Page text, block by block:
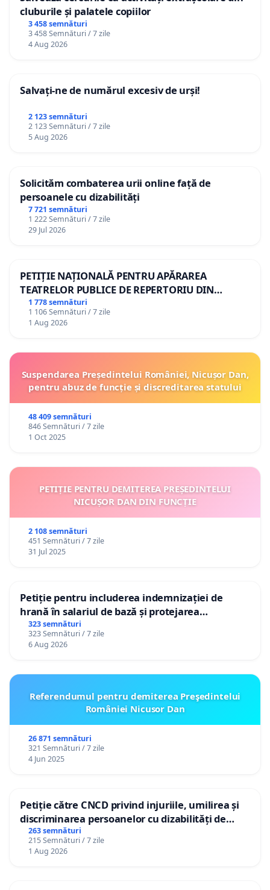
cluburile și palatele copiilor
3 458 semnături
3 458 Semnături / 7 zile
4 Aug 2026
Salvați-ne de numărul excesiv de urși!
2 123 semnături
2 123 Semnături / 7 zile
5 Aug 2026
Solicităm combaterea urii online față de
persoanele cu dizabilități
7 721 semnături
1 222 Semnături / 7 zile
29 Jul 2026
PETIȚIE NAȚIONALĂ PENTRU APĂRAREA
TEATRELOR PUBLICE DE REPERTORIU DIN
ROMÂNIA
1 778 semnături
1 106 Semnături / 7 zile
1 Aug 2026
Suspendarea Președintelui României, Nicușor Dan,
pentru abuz de funcție și discreditarea statului
48 409 semnături
846 Semnături / 7 zile
1 Oct 2025
PETIȚIE PENTRU DEMITEREA PREȘEDINTELUI
NICUȘOR DAN DIN FUNCȚIE
2 108 semnături
451 Semnături / 7 zile
31 Jul 2025
Petiție pentru includerea indemnizației de
hrană în salariul de bază și protejarea
gradațiilor de vechime pentru asistenții
personali
323 semnături
323 Semnături / 7 zile
6 Aug 2026
Referendumul pentru demiterea Preşedintelui
României Nicusor Dan
26 871 semnături
321 Semnături / 7 zile
4 Jun 2025
Petiție către CNCD privind injuriile, umilirea și
discriminarea persoanelor cu dizabilități de
către utilizatorul TikTok „Gorici”
263 semnături
215 Semnături / 7 zile
1 Aug 2026